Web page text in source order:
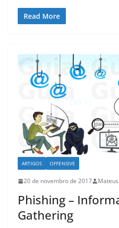
Read More
ARTIGOS OFFENSIVE
20 de novembro de 2017
Phishing –
Gathering